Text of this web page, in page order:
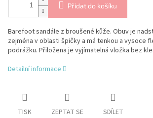
Přidat do košíku
Barefoot sandále z broušené kůže. Obuv je
zejména v oblasti špičky a má tenkou a vysoce
podrážku. Přiložena je vyjímatelná vložka bez
Detailní informace
TISK ZEPTAT SE SDÍLET